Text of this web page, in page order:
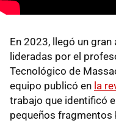
En 2023, llegó un
lideradas por el
Tecnológico de
equipo publicó en la
trabajo que identificó
pequeños fragmentos